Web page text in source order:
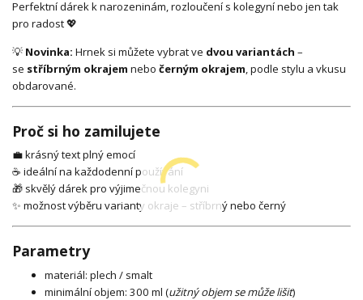
Perfektní dárek k narozeninám, rozloučení s kolegyní nebo jen tak
pro radost 💖
💡 Novinka: Hrnek si můžete vybrat ve dvou variantách –
se stříbrným okrajem nebo černým okrajem, podle stylu a vkusu
obdarované.
Proč si ho zamilujete
💼 krásný text plný emocí
☕ ideální na každodenní používání
🎁 skvělý dárek pro výjimečnou kolegyni
✨ možnost výběru varianty okraje – stříbrný nebo černý
Parametry
materiál: plech / smalt
minimální objem: 300 ml (užitný objem se může lišit)